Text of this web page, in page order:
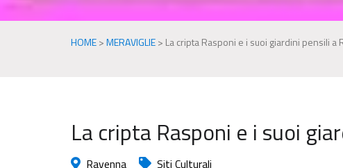
HOME>MERAVIGLIE> La cripta Rasponi e i suoi giardini pensili a
La cripta Rasponi e i suoi
Ravenna Siti Culturali